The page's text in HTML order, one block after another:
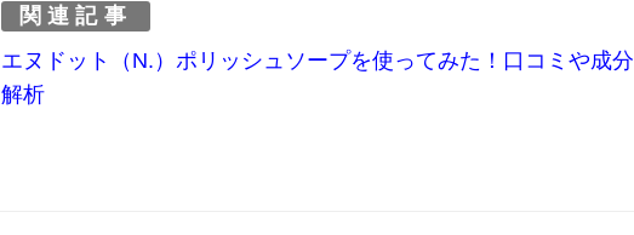
関連記事
エヌドット（N.）ポリッシュソープを使ってみた！口コミや成分
解析